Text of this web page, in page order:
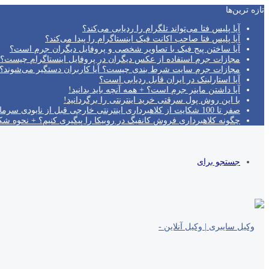
تازه‌ ترین‌ها
آیا پلیس فتا می‌تواند تلگرام را ردیابی می‌کند؟
آیا پلیس فتا صاحب اکانت فیک اینستاگرام را پیدا می‌کند؟
آیا ساختن پیج فیک با تصاویر شخصی و پروفایل دیگران جرم است؟
مجازات جرم استفاده از عکس دیگران در پروفایل اینستاگرام چیست؟
مجازات جرم سایت شرط بندی چیست؟ آیا کاربران دستگیر
آیا استارلینک در ایران قابل ردیابی است؟
آیا داشتن ماینر جرم است؟ + همه آنچه باید بدانید!
با این روش پول سرقتی خرید اینترنتی را برگردانید!
صفر تا 100 شکایت از کلاهبرداری اینترنتی خارجی قبل از نابودی سرمایه!
چگونه کلاهبرداری فروش کانفیگ در روبیکا را پیگیری کنیم؟ + نحوه
جستجو برای